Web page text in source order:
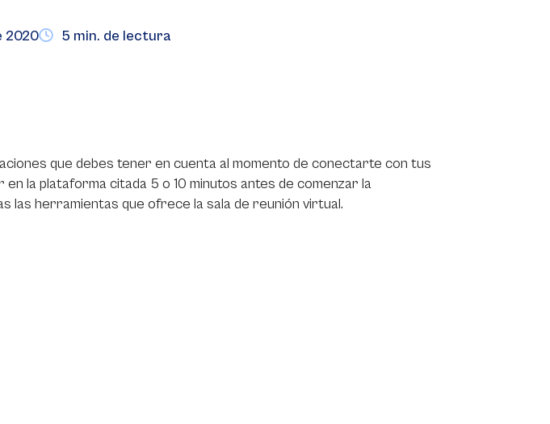
2020 5 min. de lectura
que debes tener en cuenta al momento de conectarte con tus
la plataforma citada 5 o 10 minutos antes de comenzar la
las herramientas que ofrece la sala de reunión virtual.